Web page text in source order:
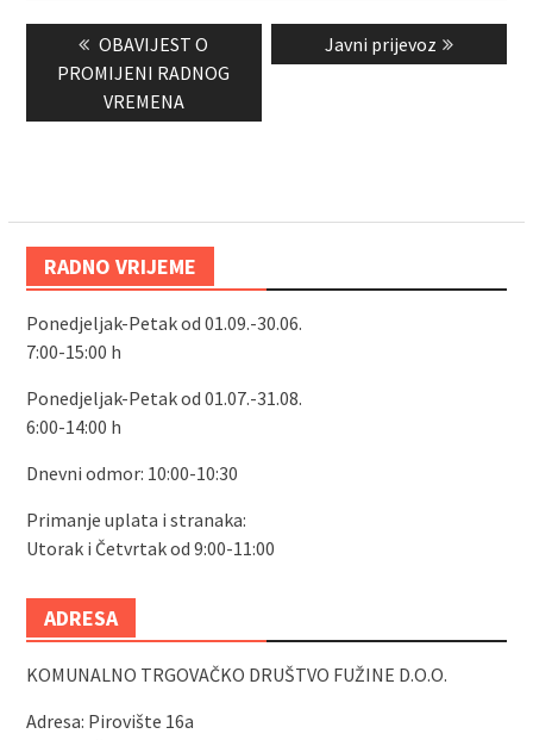
Navigacija
objava Previous
post:
OBAVIJEST O
PROMIJENI RADNOG
VREMENA
Next
post:
Javni prijevoz
RADNO VRIJEME
Ponedjeljak-Petak od 01.09.-30.06.
7:00-15:00 h
Ponedjeljak-Petak od 01.07.-31.08.
6:00-14:00 h
Dnevni odmor: 10:00-10:30
Primanje uplata i stranaka:
Utorak i Četvrtak od 9:00-11:00
ADRESA
KOMUNALNO TRGOVAČKO DRUŠTVO FUŽINE D.O.O.
Adresa: Pirovište 16a